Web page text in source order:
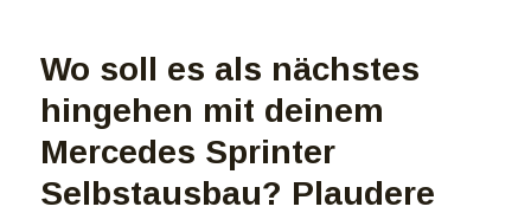
Wo soll es als nächstes
hingehen mit deinem
Mercedes Sprinter
Selbstausbau? Plaudere